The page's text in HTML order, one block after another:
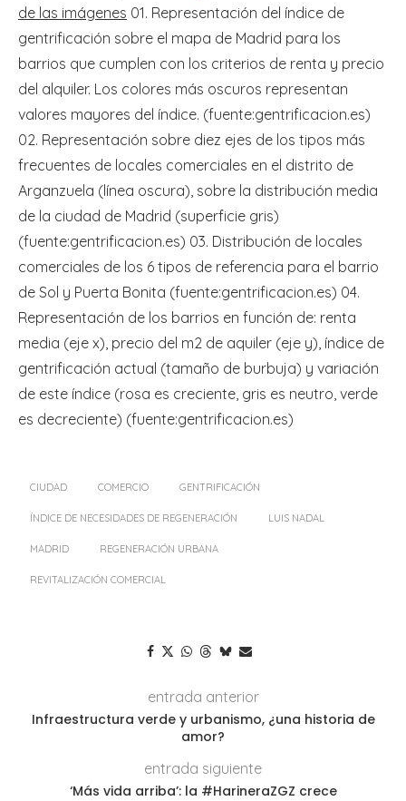
de las imágenes 01. Representación del índice de
gentrificación sobre el mapa de Madrid para los
barrios que cumplen con los criterios de renta y precio
del alquiler. Los colores más oscuros representan
valores mayores del índice. (fuente:gentrificacion.es)
02. Representación sobre diez ejes de los tipos más
frecuentes de locales comerciales en el distrito de
Arganzuela (línea oscura), sobre la distribución media
de la ciudad de Madrid (superficie gris)
(fuente:gentrificacion.es) 03. Distribución de locales
comerciales de los 6 tipos de referencia para el barrio
de Sol y Puerta Bonita (fuente:gentrificacion.es) 04.
Representación de los barrios en función de: renta
media (eje x), precio del m2 de aquiler (eje y), índice de
gentrificación actual (tamaño de burbuja) y variación
de este índice (rosa es creciente, gris es neutro, verde
es decreciente) (fuente:gentrificacion.es)
CIUDAD COMERCIO GENTRIFICACIÓN
ÍNDICE DE NECESIDADES DE REGENERACIÓN LUIS NADAL
MADRID REGENERACIÓN URBANA
REVITALIZACIÓN COMERCIAL
entrada anterior
Infraestructura verde y urbanismo, ¿una historia de
amor?
entrada siguiente
‘Más vida arriba’: la #HarineraZGZ crece